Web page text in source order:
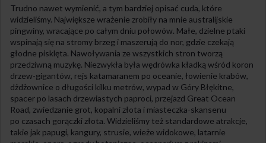
Trudno nawet wymienić, a tym bardziej opisać cuda, które
widzieliśmy. Największe wrażenie zrobiły na mnie australijskie
pingwiny, wracające po całym dniu połowów. Małe, dzielne ptaki
wspinają się na stromy brzeg i maszerują do nor, gdzie czekają
głodne pisklęta. Nawoływania ze wszystkich stron tworzą
przedziwną muzykę. Niezwykła była wędrówka kładką wśród koron
drzew-gigantów, rejs katamaranem po oceanie, łowienie krabów,
dżdżownice o długości kilku metrów, wypad w Góry Błękitne,
spacer po lasach drzewiastych paproci, przejazd Great Ocean
Road, zwiedzanie grot, kopalni złota i miasteczka-skansenu
po czasach gorączki złota. Widzieliśmy też standardowe atrakcje,
takie jak papugi, kangury, strusie, wieże widokowe, latarnie